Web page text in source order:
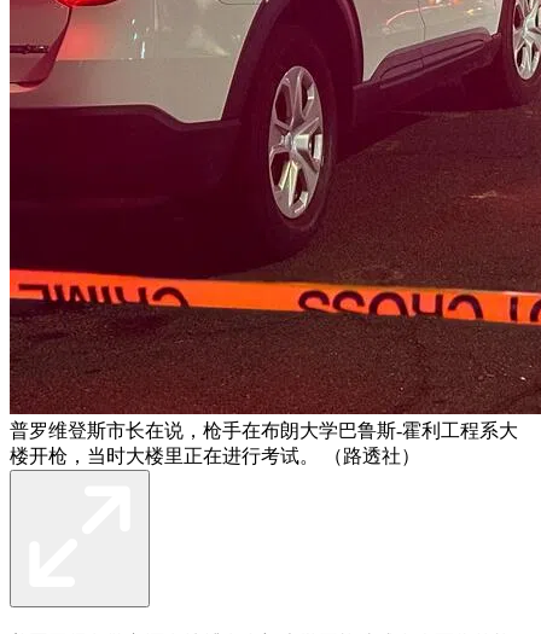
普罗维登斯市长在说，枪手在布朗大学巴鲁斯-霍利工程系大
楼开枪，当时大楼里正在进行考试。 （路透社）